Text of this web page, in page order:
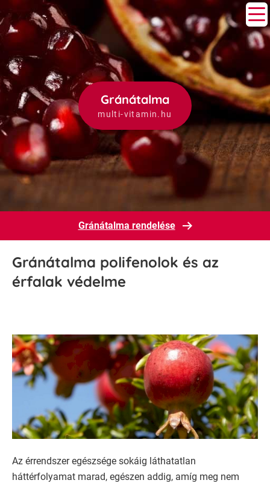
Gránátalma
multi-vitamin.hu
Gránátalma rendelése
Gránátalma polifenolok és az
érfalak védelme
Az érrendszer egészsége sokáig láthatatlan
háttérfolyamat marad, egészen addig, amíg meg nem